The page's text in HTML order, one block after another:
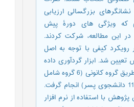
بزرگسالی ارزیابی
که ویژگی های دورۀ پیش
در این مطالعه، شرکت کردند.
کیفی با توجه به اصل
شد. ابزار گردآوری داده
ها مصاحبه بود که از طریق گروه کانونی (6 گروه شامل
24 دانشجوی دختر و 11 دانشجوی پسر) انجام گرفت.
با استفاده از نرم افزار